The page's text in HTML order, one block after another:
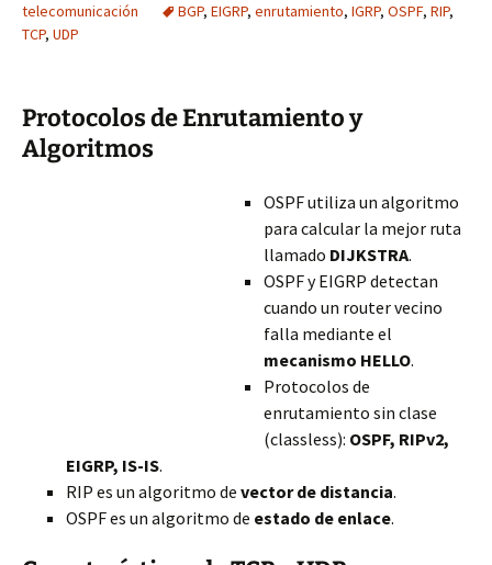
telecomunicación
BGP, EIGRP, enrutamiento, IGRP, OSPF, RIP,
TCP, UDP
Protocolos de Enrutamiento y
Algoritmos
OSPF utiliza un algoritmo
para calcular la mejor ruta
llamado DIJKSTRA.
OSPF y EIGRP detectan
cuando un router vecino
falla mediante el
mecanismo HELLO.
Protocolos de
enrutamiento sin clase
(classless): OSPF, RIPv2,
EIGRP, IS-IS.
RIP es un algoritmo de vector de distancia.
OSPF es un algoritmo de estado de enlace.